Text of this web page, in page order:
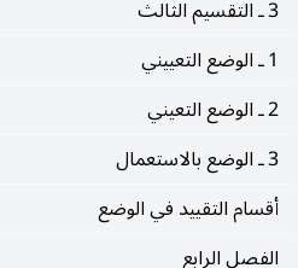
3 ـ التقسيم الثالث
1 ـ الوضع التعييني
2 ـ الوضع التعيني
3 ـ الوضع بالاستعمال
أقسام التقييد في الوضع
الفصل الرابع
من ذلك إلى تصور الزئير
تطبيق للقانون الثانوي الأول
الأسد نفسه الملازم خارجا
الثانوي الثاني.